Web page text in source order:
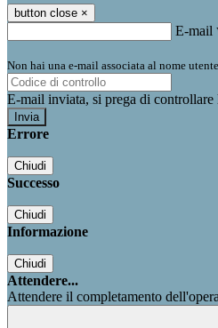
button close ×
E-mail
Non hai una e-mail associata al nome
E-mail inviata, si prega di controllare
Errore
Chiudi
Successo
Chiudi
Informazione
Chiudi
Attendere...
Attendere il completamento